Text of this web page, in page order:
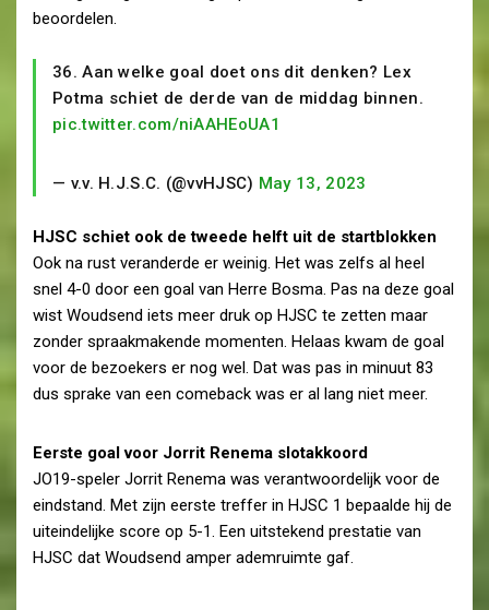
beoordelen.
36. Aan welke goal doet ons dit denken? Lex
Potma schiet de derde van de middag binnen.
pic.twitter.com/niAAHEoUA1
— v.v. H.J.S.C. (@vvHJSC) May 13, 2023
HJSC schiet ook de tweede helft uit de startblokken
Ook na rust veranderde er weinig. Het was zelfs al heel
snel 4-0 door een goal van Herre Bosma. Pas na deze goal
wist Woudsend iets meer druk op HJSC te zetten maar
zonder spraakmakende momenten. Helaas kwam de goal
voor de bezoekers er nog wel. Dat was pas in minuut 83
dus sprake van een comeback was er al lang niet meer.
Eerste goal voor Jorrit Renema slotakkoord
JO19-speler Jorrit Renema was verantwoordelijk voor de
eindstand. Met zijn eerste treffer in HJSC 1 bepaalde hij de
uiteindelijke score op 5-1. Een uitstekend prestatie van
HJSC dat Woudsend amper ademruimte gaf.